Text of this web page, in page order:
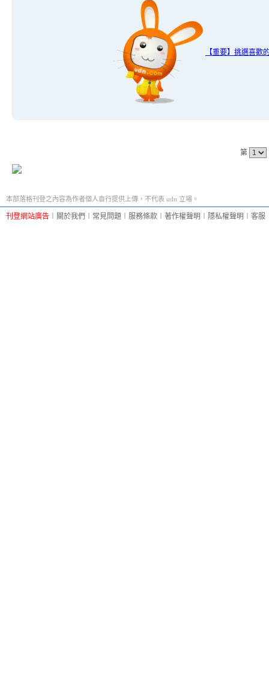
【重要】挑選喜歡
第
本部落格刊登之內容為作者個人自行提供上傳，不代表 udn 立場。
刊登網站廣告 關於我們 常見問題 服務條款 著作權聲明 隱私權聲明 客服